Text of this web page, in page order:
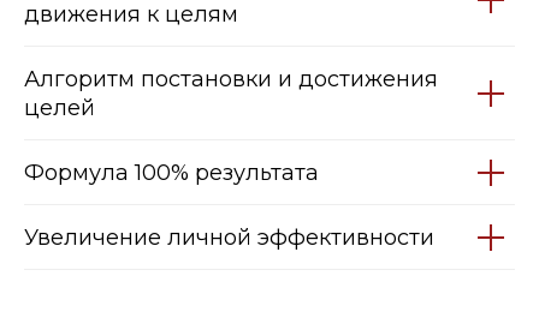
движения к целям
Алгоритм постановки и достижения
целей
Формула 100% результата
Увеличение личной эффективности